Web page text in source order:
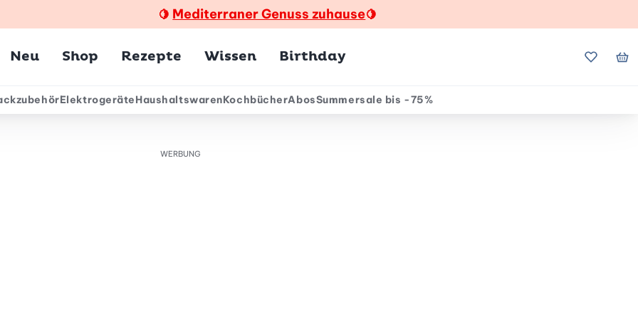
🍋 Mediterraner Genuss zuhause🍋
Neu Shop Rezepte Wissen Birthday Meine
ElektrogeräteHaushaltswarenKochbücherAbosSummersale bis -75%
WERBUNG